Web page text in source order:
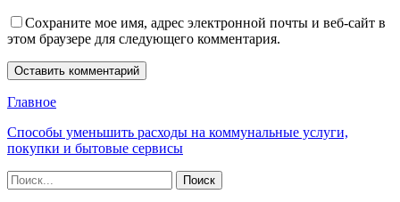
Сохраните мое имя, адрес электронной почты и веб-сайт в
этом браузере для следующего комментария.
Главное
Способы уменьшить расходы на коммунальные услуги,
покупки и бытовые сервисы